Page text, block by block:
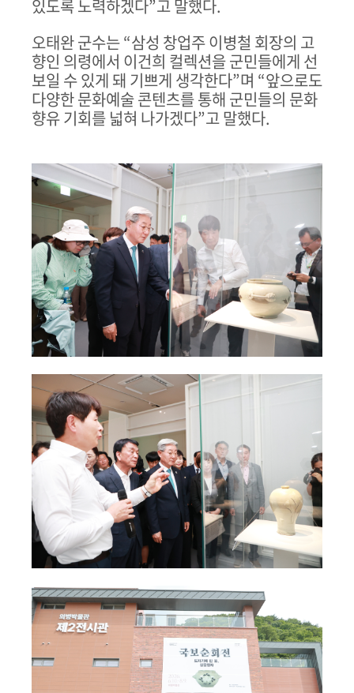
있도록 노력하겠다”고 말했다.
오태완 군수는“삼성 창업주 이병철 회장의 고
향인 의령에서 이건희 컬렉션을 군민들에게 선
보일 수 있게 돼 기쁘게 생각한다”며 “앞으로도
다양한 문화예술 콘텐츠를 통해 군민들의 문화
향유 기회를 넓혀 나가겠다”고 말했다.